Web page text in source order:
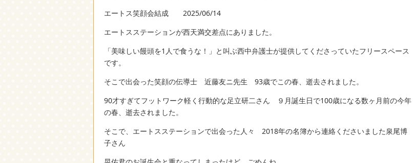
エートス笑顔会結成 2025/06/14
エートスステーションが西天満交差点にありました。
「美味しい饅頭を1人で食うな！」と叫ぶ西中弁護士が提供してくださっていたフリースペース
です。
そこで出会った笑顔の伝導士 近藤友ニ先生 93歳でこの春、逝去されました。
90才すぎてフットワーク軽く行動的な足立研二さん ９月誕生日で100歳になる数ヶ月前の今年
の春、逝去されました。
そこで、エートスステーションで出会った人々 2018年の名簿から連絡くださいました泉尾博
子さん